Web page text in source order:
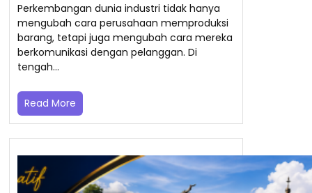
Perkembangan dunia industri tidak hanya
mengubah cara perusahaan memproduksi
barang, tetapi juga mengubah cara mereka
berkomunikasi dengan pelanggan. Di
tengah…
Read More